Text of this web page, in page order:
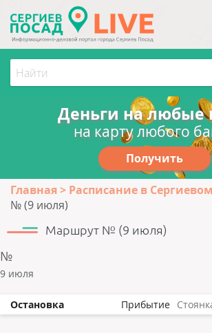
Деньги на любые
на карту любого
Получить
Главная
Расписание в
№ (9 июля)
Маршрут № (9 июля)
№
9 июля
Остановка Прибытие